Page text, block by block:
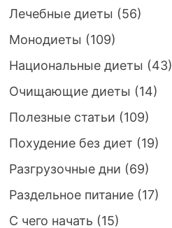
Лечебные диеты (56)
Монодиеты (109)
Национальные диеты (43)
Очищающие диеты (14)
Полезные статьи (109)
Похудение без диет (19)
Разгрузочные дни (69)
Раздельное питание(17)
С чего начать (15)